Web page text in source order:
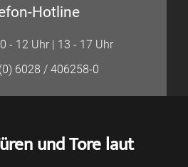
Hotline
- 12 Uhr | 13 - 17 Uhr
6028 / 406258-0
und Tore laut